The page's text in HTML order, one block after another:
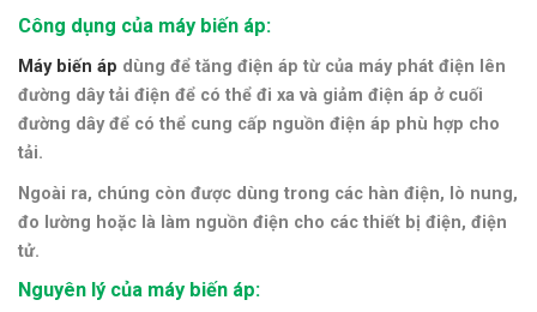
Công dụng của máy biến áp:
Máy biến áp dùng để tăng điện áp từ của máy phát điện lên
đường dây tải điện để có thể đi xa và giảm điện áp ở cuối
đường dây để có thể cung cấp nguồn điện áp phù hợp cho
tải.
Ngoài ra, chúng còn được dùng trong các hàn điện, lò nung,
đo lường hoặc là làm nguồn điện cho các thiết bị điện, điện
tử.
Nguyên lý của máy biến áp: